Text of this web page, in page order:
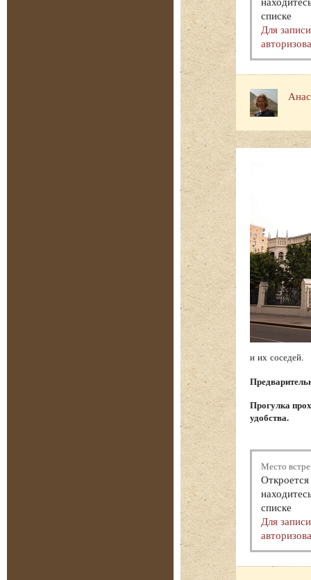
списке
Для
и их соседей.
Прогулка
удобства.
Место
списке
Для